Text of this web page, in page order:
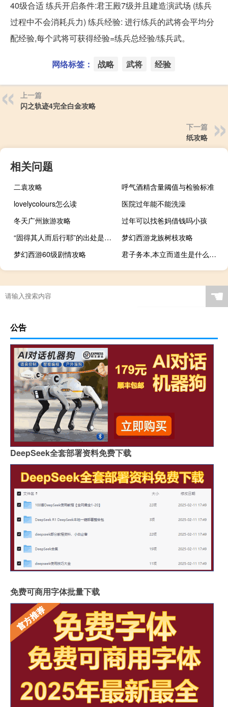
40级合适 练兵开启条件:君王殿7级并且建造演武场 (练兵
过程中不会消耗兵力) 练兵经验: 进行练兵的武将会平均分
配经验,每个武将可获得经验=练兵总经验/练兵武。
网络标签： 战略 武将 经验
上一篇
闪之轨迹4完全白金攻略
下一篇
纸攻略
相关问题
二袁攻略
呼气酒精含量阈值与检验标准
lovelycolours怎么读
医院过年能不能洗澡
冬天广州旅游攻略
过年可以找爸妈借钱吗小孩
“固得其人而后行耶”的出处是哪里
梦幻西游龙族树枝攻略
梦幻西游60级剧情攻略
君子务本,本立而道生是什么意思
☚
公告
DeepSeek全套部署资料免费下载
免费可商用字体批量下载